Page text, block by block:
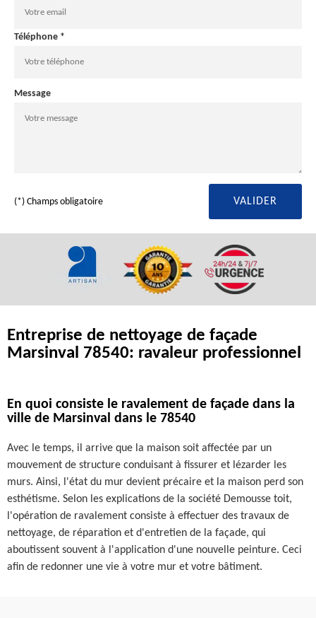
Téléphone *
Message
(*) Champs obligatoire
Entreprise de nettoyage de façade
Marsinval 78540: ravaleur professionnel
En quoi consiste le ravalement de façade dans la
ville de Marsinval dans le 78540
Avec le temps, il arrive que la maison soit affectée par un
mouvement de structure conduisant à fissurer et lézarder les
murs. Ainsi, l'état du mur devient précaire et la maison perd son
esthétisme. Selon les explications de la société Demousse toit,
l'opération de ravalement consiste à effectuer des travaux de
nettoyage, de réparation et d'entretien de la façade, qui
aboutissent souvent à l'application d'une nouvelle peinture. Ceci
afin de redonner une vie à votre mur et votre bâtiment.